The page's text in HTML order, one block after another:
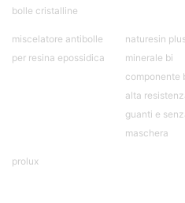
di silicone per sapone
in silicone per
Gomma silicone per
da stampi Gomma al
siliconica per stampi
per stampi Gomma
siliconica da colata
siliconica per colata
Gomma siliconica
stampi 5 kg Gomma al
bolle cristalline
miscelatore antibolle
per resina epossidica
naturesin
minerale bi
componente
alta
guanti e
maschera
prolux